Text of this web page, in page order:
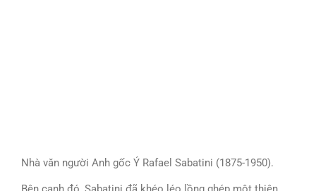
Nhà văn người Anh gốc Ý Rafael Sabatini (1875-1950).